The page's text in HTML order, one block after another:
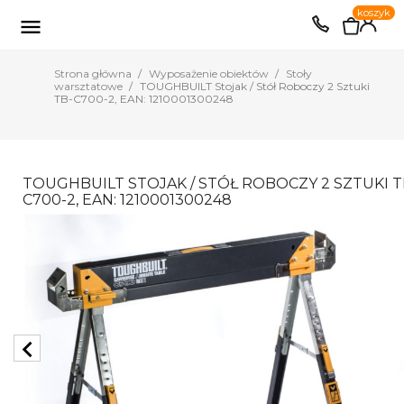
EUR PLN

0
koszyk
Strona główna Wyposażenie obiektów
Stoły
warsztatowe
TOUGHBUILT Stojak / Stół Roboczy 2 Sztuki
TB-C700-2, EAN: 1210001300248
TOUGHBUILT STOJAK / STÓŁ ROBOCZY 2 SZTUKI
C700-2, EAN: 1210001300248
chevron_left